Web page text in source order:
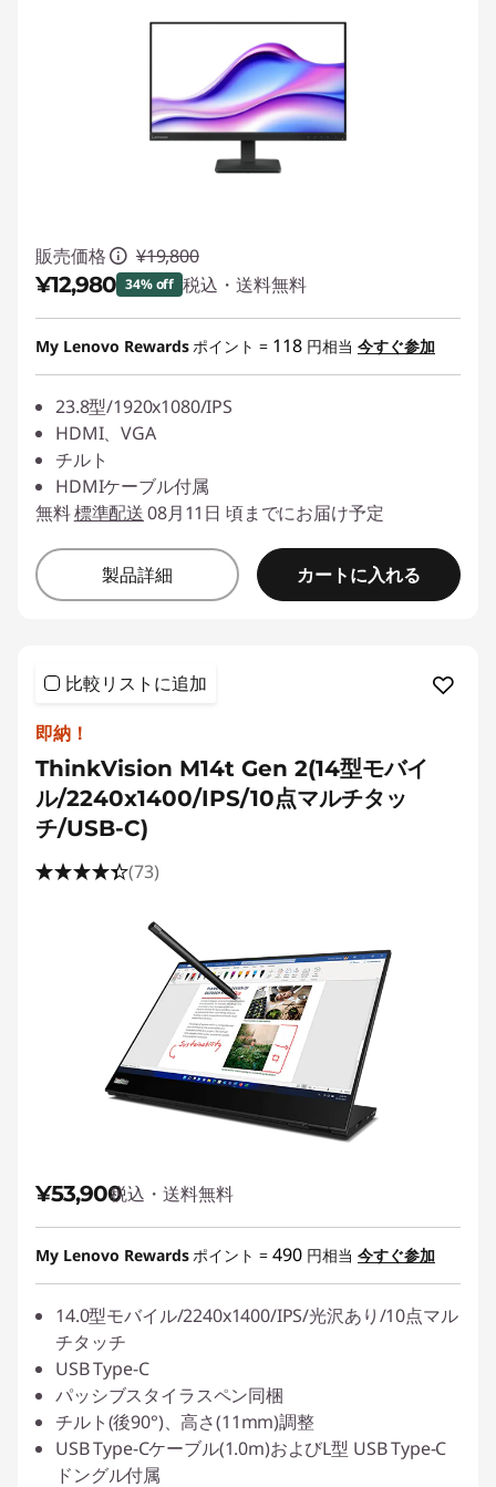
販売価格 ¥19,800
¥12,980 34% off 税込・送料無料
特別割引 :-¥6,820
My Lenovo Rewardsポイント = 118 円相当 今すぐ参加
23.8型/1920x1080/IPS
HDMI、VGA
チルト
HDMIケーブル付属
無料標準配送08月11日 頃までにお届け予定
製品詳細 カートに入れる
比較リストに追加
即納！
ThinkVision M14t Gen 2(14型モバイ
ル/2240x1400/IPS/10点マルチタッ
チ/USB-C)
(73)
¥53,900税込・送料無料
My Lenovo Rewardsポイント = 490 円相当 今すぐ参加
14.0型モバイル/2240x1400/IPS/光沢あり/10点マル
チタッチ
USB Type-C
パッシブスタイラスペン同梱
チルト(後90°)、高さ(11mm)調整
USB Type-Cケーブル(1.0m)およびL型 USB Type-C
ドングル付属